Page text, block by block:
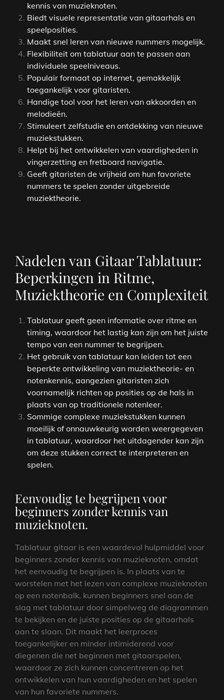
kennis van muzieknoten.
Biedt visuele representatie van gitaarhals en
speelposities.
Maakt snel leren van nieuwe nummers mogelijk.
Flexibiliteit om tablatuur aan te passen aan
individuele speelniveaus.
Populair formaat op internet, gemakkelijk
toegankelijk voor gitaristen.
Handige tool voor het leren van akkoorden en
melodieën.
Stimuleert zelfstudie en ontdekking van nieuwe
muziekstukken.
Helpt bij het ontwikkelen van vaardigheden in
vingerzetting en fretboard navigatie.
Geeft gitaristen de vrijheid om hun favoriete
nummers te spelen zonder uitgebreide
muziektheorie.
Nadelen van Gitaar Tablatuur:
Beperkingen in Ritme,
Muziektheorie en Complexiteit
Tablatuur geeft geen informatie over ritme en
timing, waardoor het lastig kan zijn om het juiste
tempo van een nummer te begrijpen.
Het gebruik van tablatuur kan leiden tot een
beperkte ontwikkeling van muziektheorie- en
notenkennis, aangezien gitaristen zich
voornamelijk richten op posities op de hals in
plaats van op traditionele notenleer.
Sommige complexe muziekstukken kunnen
moeilijk of onnauwkeurig worden weergegeven
in tablatuur, waardoor het uitdagender kan zijn
om deze stukken correct te interpreteren en
spelen.
Eenvoudig te begrijpen voor
beginners zonder kennis van
muzieknoten.
Tablatuur gitaar is een waardevol hulpmiddel voor
beginners zonder kennis van muzieknoten, omdat
het eenvoudig te begrijpen is. In plaats van te
worstelen met het lezen van complexe muzieknoten
op een notenbalk, kunnen beginners snel aan de
slag met tablatuur door simpelweg de diagrammen
te bekijken en de juiste posities op de gitaarhals
aan te slaan. Dit maakt het leerproces
toegankelijker en minder intimiderend voor
diegenen die net beginnen met gitaarspelen,
waardoor ze zich kunnen concentreren op het
ontwikkelen van hun vaardigheden en het spelen
van hun favoriete nummers.